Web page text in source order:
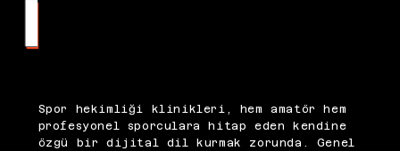
I
Spor hekimliği klinikleri, hem amatör hem
profesyonel sporculara hitap eden kendine
özgü bir dijital dil kurmak zorunda. Genel